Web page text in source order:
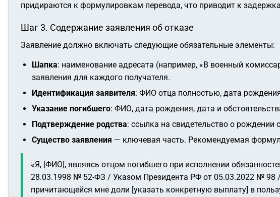
придираются к формулировкам перевода, что приводит к
Шаг 3. Содержание заявления об отказе
Заявление должно включать следующие обязательные элементы:
Шапка: наименование адресата (например, «В военный
заявления для каждого получателя.
Идентификация заявителя: ФИО отца полностью, дата
Указание погибшего: ФИО, дата рождения, дата и
Подтверждение родства: ссылка на свидетельство о рождении
Существо заявления — ключевая часть. Рекомендуемая
«Я, [ФИО], являясь отцом погибшего при исполнении
28.03.1998 № 52-ФЗ / Указом Президента РФ от 05.03.2022 №
причитающейся мне доли [указать конкретную выплату] в